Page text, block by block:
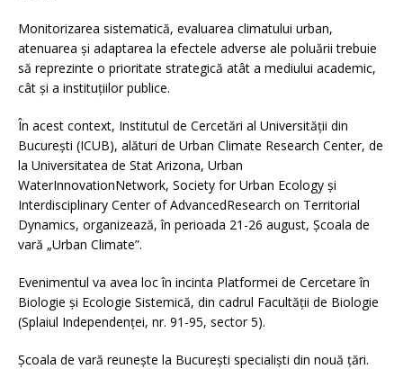
Monitorizarea sistematică, evaluarea climatului urban,
atenuarea și adaptarea la efectele adverse ale poluării trebuie
să reprezinte o prioritate strategică atât a mediului academic,
cât și a instituțiilor publice.
În acest context, Institutul de Cercetări al Universității din
București (ICUB), alături de Urban Climate Research Center, de
la Universitatea de Stat Arizona, Urban
WaterInnovationNetwork, Society for Urban Ecology și
Interdisciplinary Center of AdvancedResearch on Territorial
Dynamics, organizează, în perioada 21-26 august, Școala de
vară „Urban Climate”.
Evenimentul va avea loc în incinta Platformei de Cercetare în
Biologie și Ecologie Sistemică, din cadrul Facultății de Biologie
(Splaiul Independenţei, nr. 91-95, sector 5).
Școala de vară reunește la București specialiști din nouă țări.